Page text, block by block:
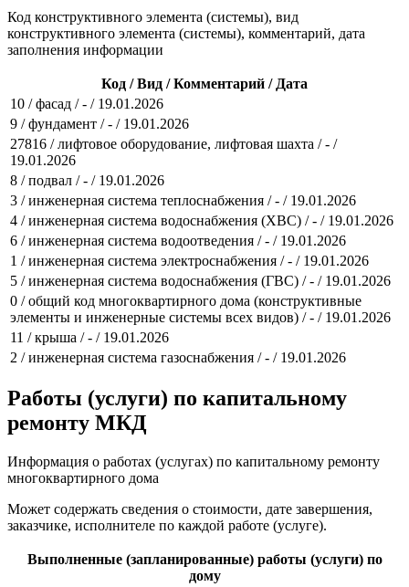
Код конструктивного элемента (системы), вид
конструктивного элемента (системы), комментарий, дата
заполнения информации
Код / Вид / Комментарий / Дата
10 / фасад / - / 19.01.2026
9 / фундамент / - / 19.01.2026
27816 / лифтовое оборудование, лифтовая шахта / - /
19.01.2026
8 / подвал / - / 19.01.2026
3 / инженерная система теплоснабжения / - / 19.01.2026
4 / инженерная система водоснабжения (ХВС) / - / 19.01.2026
6 / инженерная система водоотведения / - / 19.01.2026
1 / инженерная система электроснабжения / - / 19.01.2026
5 / инженерная система водоснабжения (ГВС) / - / 19.01.2026
0 / общий код многоквартирного дома (конструктивные
элементы и инженерные системы всех видов) / - / 19.01.2026
11 / крыша / - / 19.01.2026
2 / инженерная система газоснабжения / - / 19.01.2026
Работы (услуги) по капитальному
ремонту МКД
Информация о работах (услугах) по капитальному ремонту
многоквартирного дома
Может содержать сведения о стоимости, дате завершения,
заказчике, исполнителе по каждой работе (услуге).
Выполненные (запланированные) работы (услуги) по
дому